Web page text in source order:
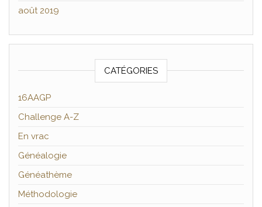
août 2019
CATÉGORIES
16AAGP
Challenge A-Z
En vrac
Généalogie
Généathème
Méthodologie